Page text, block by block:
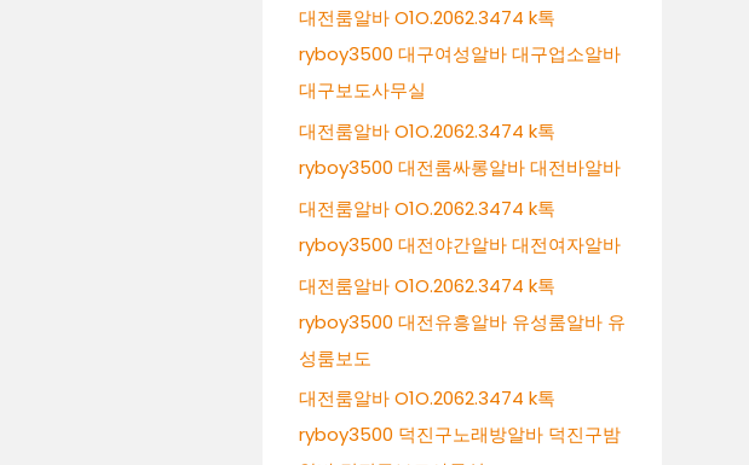
대전룸알바 O1O.2062.3474 k톡
ryboy3500 대구여성알바 대구업소알바
대구보도사무실
대전룸알바 O1O.2062.3474 k톡
ryboy3500 대전룸싸롱알바 대전바알바
대전룸알바 O1O.2062.3474 k톡
ryboy3500 대전야간알바 대전여자알바
대전룸알바 O1O.2062.3474 k톡
ryboy3500 대전유흥알바 유성룸알바 유
성룸보도
대전룸알바 O1O.2062.3474 k톡
ryboy3500 덕진구노래방알바 덕진구밤